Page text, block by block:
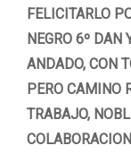
FELICITARLO
NEGRO 6º DAN
ANDADO, CON
PERO CAMINO
TRABAJO,